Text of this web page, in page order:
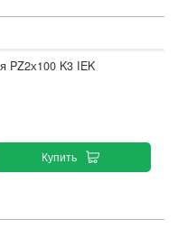
PZ2х100 K3 IEK
Купить